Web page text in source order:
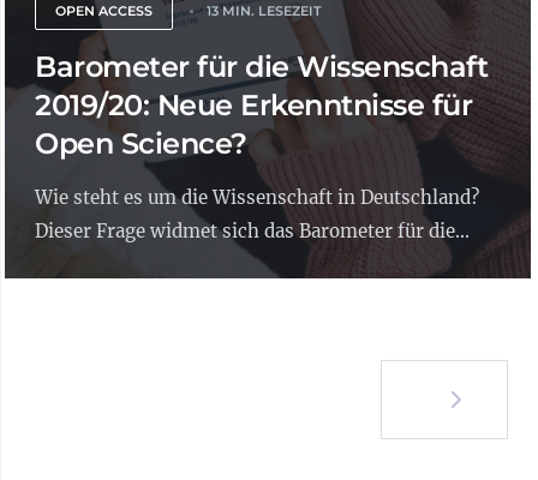
OPEN ACCESS 13 MIN. LESEZEIT
Barometer für die Wissenschaft
2019/20: Neue Erkenntnisse für
Open Science?
Wie steht es um die Wissenschaft in Deutschland?
Dieser Frage widmet sich das Barometer für die...